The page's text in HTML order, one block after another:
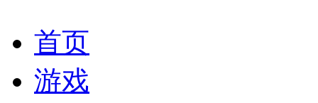
首页
游戏